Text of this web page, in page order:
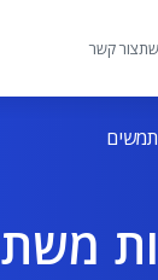
צור קשר